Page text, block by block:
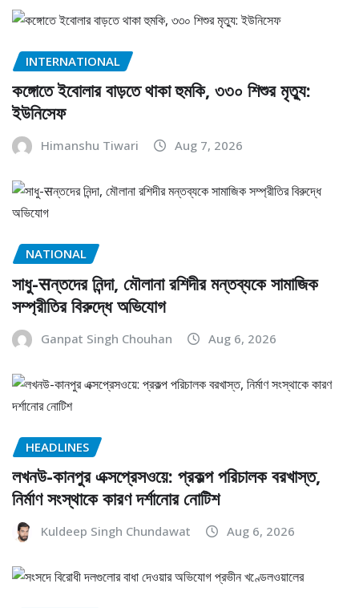
INTERNATIONAL
কঙ্গোতে ইবোলার বাড়তে থাকা হুমকি, ৩৩০ শিশুর মৃত্যু:
ইউনিসেফ
Himanshu Tiwari Aug 7, 2026
NATIONAL
সাধু-सন্তদের নিন্দা, মৌলানা রশিদীর মন্তব্যকে সামাজিক
সম্প্রীতির বিরুদ্ধে অভিযোগ
Ganpat Singh Chouhan Aug 6, 2026
HEADLINES
লখনউ-কানপুর এক্সপ্রেসওয়ে: প্রকল্প পরিচালক বরখাস্ত,
নির্মাণ সংস্থাকে কারণ দর্শানোর নোটিশ
Kuldeep Singh Chundawat Aug 6, 2026